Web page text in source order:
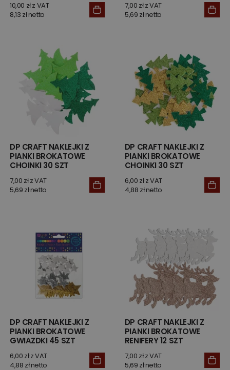
10,00 zł z VAT
8,13 zł netto
7,00 zł z VAT
5,69 zł netto
DP CRAFT NAKLEJKI Z
PIANKI BROKATOWE
CHOINKI 30 SZT
7,00 zł z VAT
5,69 zł netto
DP CRAFT NAKLEJKI Z
PIANKI BROKATOWE
CHOINKI 30 SZT
6,00 zł z VAT
4,88 zł netto
DP CRAFT NAKLEJKI Z
PIANKI BROKATOWE
GWIAZDKI 45 SZT
6,00 zł z VAT
4,88 zł netto
DP CRAFT NAKLEJKI Z
PIANKI BROKATOWE
RENIFERY 12 SZT
7,00 zł z VAT
5,69 zł netto